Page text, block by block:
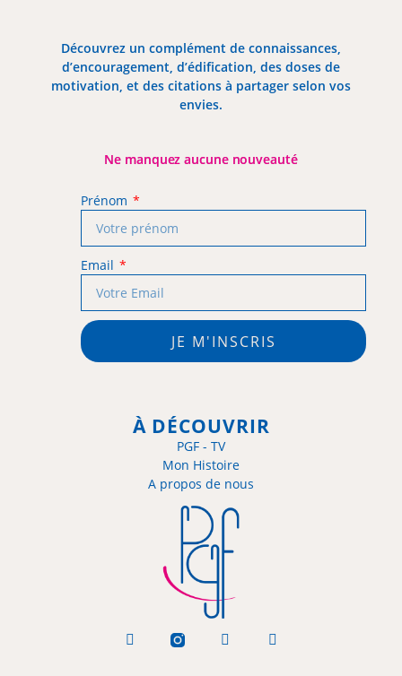
Découvrez un complément de connaissances,
d’encouragement, d’édification, des doses de
motivation, et des citations à partager selon vos
envies.
Ne manquez aucune nouveauté
Prénom
Email
JE M'INSCRIS
À DÉCOUVRIR
PGF - TV
Mon Histoire
A propos de nous